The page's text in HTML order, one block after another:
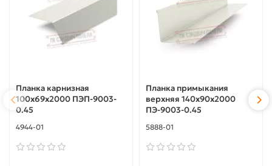
Планка карнизная
100х69х2000 ПЭП-9003-
0.45
4944-01
Планка примыкания
верхняя 140х90х2000
ПЭ-9003-0.45
5888-01